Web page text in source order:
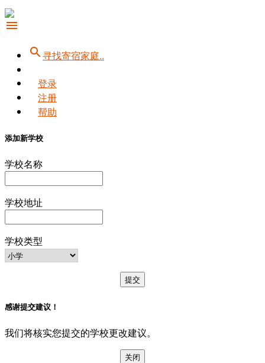
menu
search寻找寄宿家庭..
登录
注册
帮助
添加新学校
学校名称
学校地址
学校类型
提交
感谢提交建议！
我们将核实您提交的学校更改建议。
关闭